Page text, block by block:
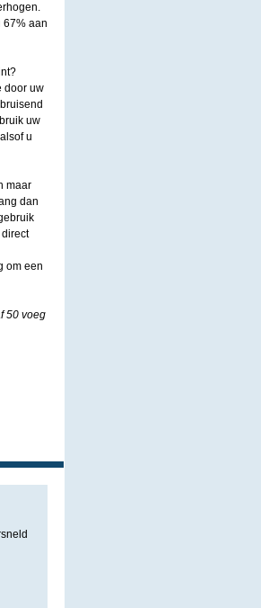
67% aan
door uw
uw
u
maar
dan
om een
50 voeg